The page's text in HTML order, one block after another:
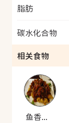
脂肪
碳水化合物
相关食物
鱼香酥肉